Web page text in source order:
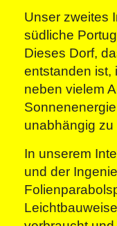
Unser zweites
südliche
Dieses Dorf,
entstanden ist,
neben vielem
unabhängig zu
In unserem
und der